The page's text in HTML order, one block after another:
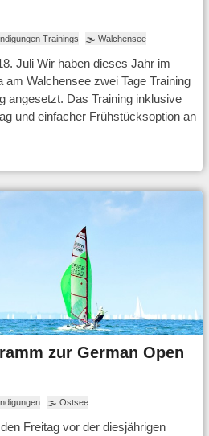
Trainings 🌫 Walchensee
Juli Wir haben dieses Jahr im
Walchensee zwei Tage Training
angesetzt. Das Training inklusive
und einfacher Frühstücksoption an
zur German Open
🌫 Ostsee
Freitag vor der diesjährigen